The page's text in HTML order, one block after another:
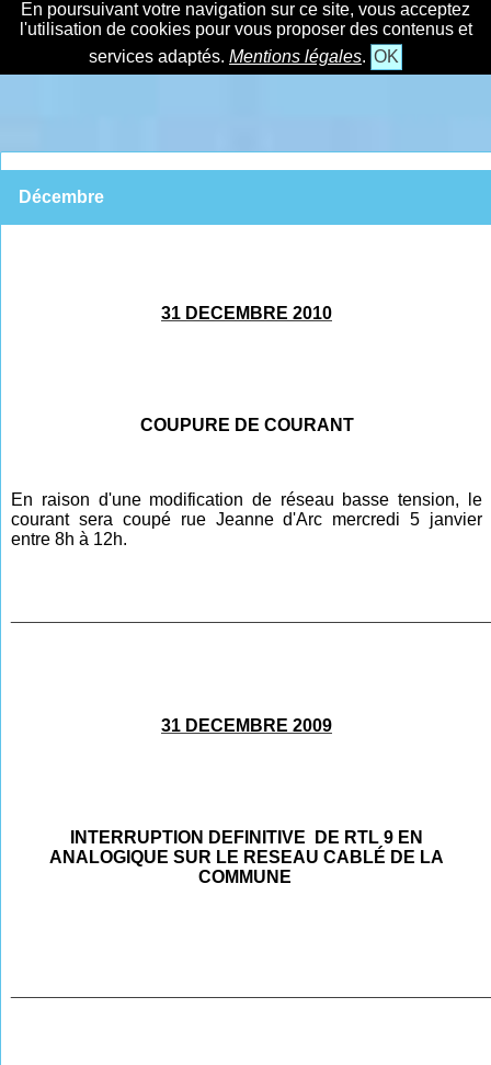
En poursuivant votre navigation sur ce site, vous acceptez
l'utilisation de cookies pour vous proposer des contenus et
services adaptés. Mentions légales. OK
Décembre
31 DECEMBRE 2010
COUPURE DE COURANT
En raison d'une modification de réseau basse tension, le
courant sera coupé rue Jeanne d'Arc mercredi 5 janvier
entre 8h à 12h.
31 DECEMBRE 2009
INTERRUPTION DEFINITIVE DE RTL 9 EN
ANALOGIQUE SUR LE RESEAU CABLÉ DE LA
COMMUNE